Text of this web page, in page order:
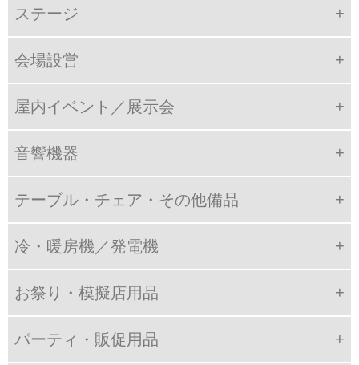
ステージ
会場設営
屋内イベント／展示会
音響機器
テーブル・チェア・その他備品
冷・暖房機／発電機
お祭り・模擬店用品
パーティ・販促用品